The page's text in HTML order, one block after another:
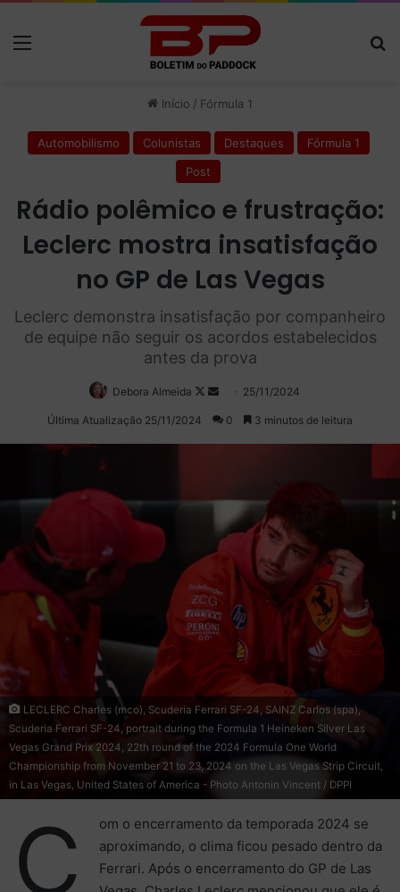
Início / Fórmula 1
Automobilismo Colunistas Destaques
Fórmula 1
Post
Rádio polêmico e frustração:
Leclerc mostra insatisfação
no GP de Las Vegas
Leclerc demonstra insatisfação por companheiro
de equipe não seguir os acordos estabelecidos
antes da prova
Debora Almeida
Follow
on
Mande
um
25/11/2024
Última Atualização 25/11/2024 0 3 minutos de leitura
LECLERC Charles (mco), Scuderia Ferrari SF-24, SAINZ Carlos (spa),
Scuderia Ferrari SF-24, portrait during the Formula 1 Heineken Silver Las
Vegas Grand Prix 2024, 22th round of the 2024 Formula One World
Championship from November 21 to 23, 2024 on the Las Vegas Strip Circuit,
in Las Vegas, United States of America - Photo Antonin Vincent / DPPI
C
om o encerramento da temporada 2024 se
aproximando, o clima ficou pesado dentro da
Ferrari. Após o encerramento do GP de Las